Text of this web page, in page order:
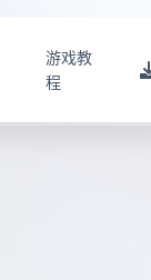
游戏教
程